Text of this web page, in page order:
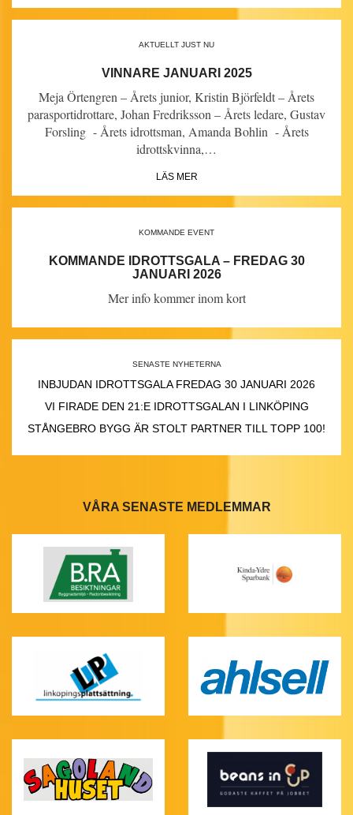
AKTUELLT JUST NU
VINNARE JANUARI 2025
Meja Örtengren – Årets junior, Kristin Björfeldt – Årets
parasportidrottare, Johan Fredriksson – Årets ledare, Gustav
Forsling - Årets idrottsman, Amanda Bohlin - Årets
idrottskvinna,…
LÄS MER
KOMMANDE EVENT
KOMMANDE IDROTTSGALA – FREDAG 30
JANUARI 2026
Mer info kommer inom kort
SENASTE NYHETERNA
INBJUDAN IDROTTSGALA FREDAG 30 JANUARI 2026
VI FIRADE DEN 21:E IDROTTSGALAN I LINKÖPING
STÅNGEBRO BYGG ÄR STOLT PARTNER TILL TOPP 100!
VÅRA SENASTE MEDLEMMAR